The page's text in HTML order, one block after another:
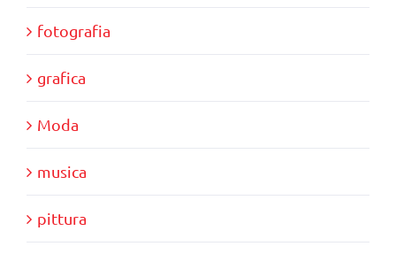
fotografia
grafica
Moda
musica
pittura